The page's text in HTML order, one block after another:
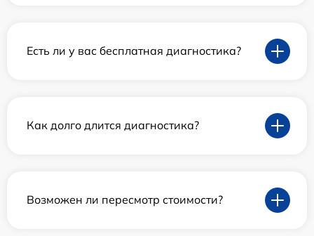
Есть ли у вас бесплатная диагностика?
Как долго длится диагностика?
Возможен ли пересмотр стоимости?